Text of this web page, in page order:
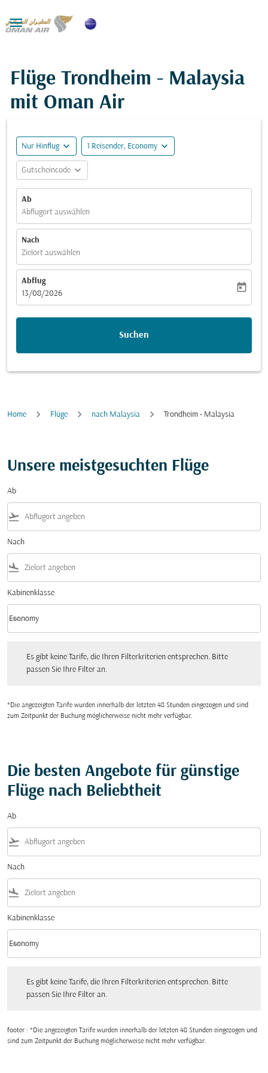

Flüge Trondheim - Malaysia
mit Oman Air
Nur Hinflug expand_more 1 Reisender, Economy expand_more
Gutscheincode expand_more
Ab
Abflugort auswählen
Nach
Zielort auswählen
Abflug
fc-booking-departure-date-aria-label
13/08/2026
today
Suchen
Home Flüge nach Malaysia Trondheim - Malaysia
Unsere meistgesuchten Flüge
Ab
flight_takeoff
Nach
flight_land
Kabinenklasse
Kabinenklasse option Economy Selected
Economy
keyboard_arrow_down
Es gibt keine Tarife, die Ihren Filterkriterien entsprechen. Bitte
passen Sie Ihre Filter an.
*Die angezeigten Tarife wurden innerhalb der letzten 48 Stunden eingezogen und sind
zum Zeitpunkt der Buchung möglicherweise nicht mehr verfügbar.
Die besten Angebote für günstige
Flüge nach Beliebtheit
Ab
flight_takeoff
Nach
flight_land
Kabinenklasse
Kabinenklasse option Economy Selected
Economy
keyboard_arrow_down
Es gibt keine Tarife, die Ihren Filterkriterien entsprechen. Bitte
passen Sie Ihre Filter an.
footer : *Die angezeigten Tarife wurden innerhalb der letzten 48 Stunden eingezogen und
sind zum Zeitpunkt der Buchung möglicherweise nicht mehr verfügbar.